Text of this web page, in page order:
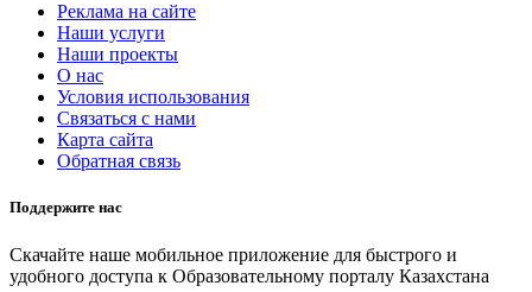
Реклама на сайте
Наши услуги
Наши проекты
О нас
Условия использования
Связаться с нами
Карта сайта
Обратная связь
Поддержите нас
Скачайте наше мобильное приложение для быстрого и
удобного доступа к Образовательному порталу Казахстана